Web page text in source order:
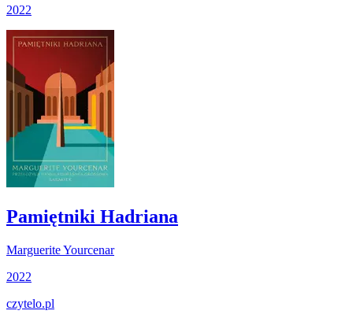
2022
Pamiętniki Hadriana
Marguerite Yourcenar
2022
czytelo.pl